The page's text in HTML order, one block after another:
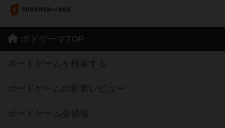
ボドゲーマTOP
ボードゲームを検索する
ボードゲームの新着レビュー
ボードゲーム会情報